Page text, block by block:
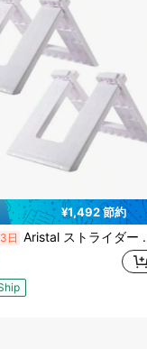
¥1,492 節約
日 Aristal ストライダー スタンド 子供用 自転車 キッズバイク ポケットバイク 駐輪スタンド 2個セット